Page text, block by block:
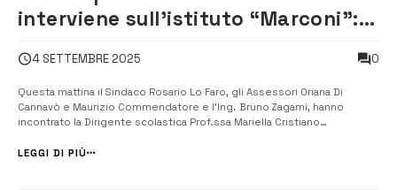
interviene sull’istituto “Marconi”:
l’Amministrazione non è mai
rimasta ferma”
4 SETTEMBRE 2025 0
Questa mattina il Sindaco Rosario Lo Faro, gli Assessori Oriana Di
Cannavò e Maurizio Commendatore e l’Ing. Bruno Zagami, hanno
incontrato la Dirigente scolastica Prof.ssa Mariella Cristiano
dell’anno scolastico. “Sono stati concordati alcuni interventi
LEGGI DI PIÙ